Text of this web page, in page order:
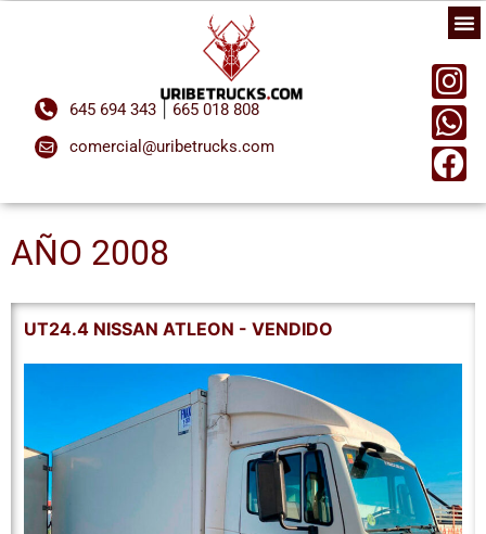
645 694 343
665 018 808
comercial@uribetrucks.com
AÑO 2008
UT24.4 NISSAN ATLEON - VENDIDO